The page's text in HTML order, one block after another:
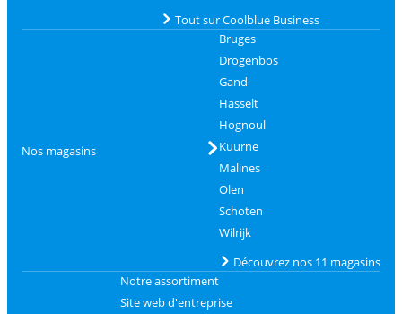
Tout sur Coolblue Business
Nos magasins
Bruges
Drogenbos
Gand
Hasselt
Hognoul
Kuurne
Malines
Olen
Schoten
Wilrijk
Découvrez nos 11 magasins
Notre assortiment
Site web d'entreprise